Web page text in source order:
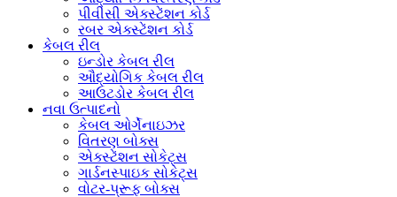
પીવીસી એક્સ્ટેંશન કોર્ડ
રબર એક્સ્ટેંશન કોર્ડ
કેબલ રીલ
ઇન્ડોર કેબલ રીલ
ઔદ્યોગિક કેબલ રીલ
આઉટડોર કેબલ રીલ
નવા ઉત્પાદનો
કેબલ ઓર્ગેનાઇઝર
વિતરણ બોક્સ
એક્સ્ટેંશન સોકેટ્સ
ગાર્ડનસ્પાઇક સોકેટ્સ
વોટર-પ્રૂફ બોક્સ